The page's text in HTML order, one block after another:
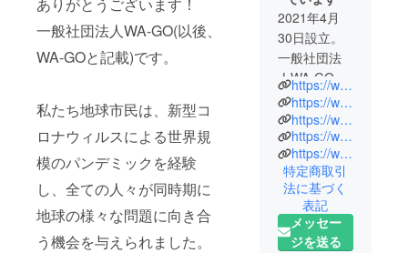
一般社団法人WA-GO(以後、
WA-GOと記載)です。
私たち地球市民は、新型コ
ロナウィルスによる世界規
模のパンデミックを経験
し、全ての人々が同時期に
地球の様々な問題に向き合
う機会を与えられました。
2021年4月
30日設立。
一般社団法
人WA-GOは
NYのアート
財団『New
Heritage
Theatre
Group』と
パートナー
シップ提携
を結び、地
https://www.wagosnation.com/wagofoundation
https://www.facebook.com/wagofoundationofficial/
https://www.instagram.com/wagogram/
https://www.youtube.com/channel/UC7VEUkUFIYX3eZHkqyevSMg
https://www.confetti-web.com/MOTTAINAI2022
特定商取引
法に基づく
表記
メッセー
ジを送る